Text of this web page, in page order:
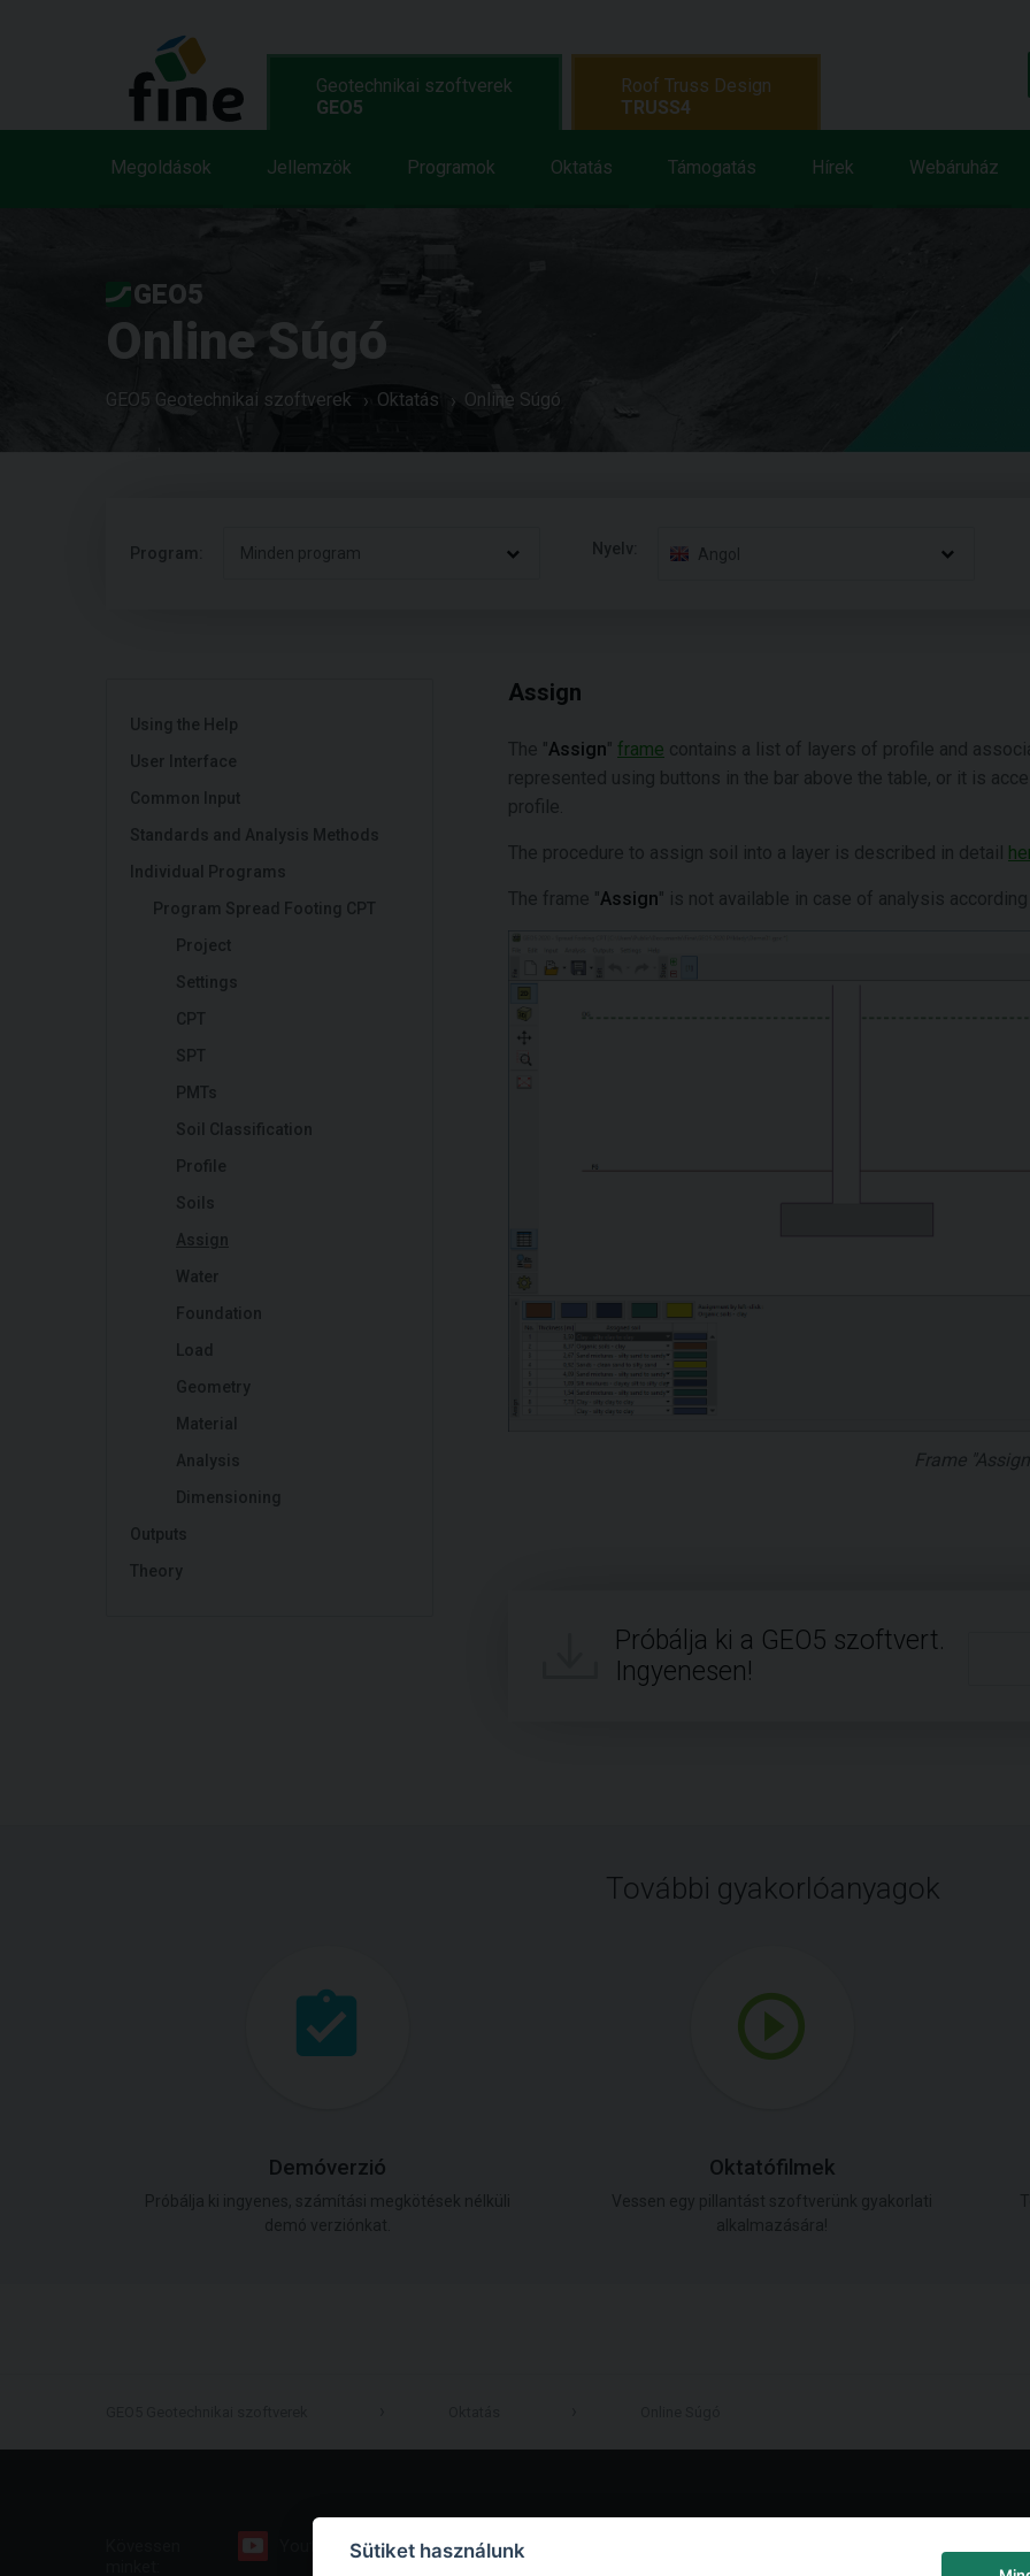
Geotechnikai szoftverek
GEO5
Megoldások Jellemzök Programok Oktatás Támogatás Hírek Webáruház
Roof Truss Design
TRUSS4
GEO5
Online Súgó
GEO5 Geotechnikai szoftverek Oktatás Online Súgó
Program: Minden program Nyelv: Angol
Using the Help
User Interface
Common Input
Standards and Analysis Methods
Individual Programs
Program Spread Footing CPT
Project
Settings
CPT
SPT
PMTs
Soil Classification
Profile
Soils
Assign
Water
Foundation
Load
Geometry
Material
Analysis
Dimensioning
Outputs
Theory
Assign
The "Assign" frame contains a list of layers of profile and
represented using buttons in the bar above the table, or it is
profile.
The procedure to assign soil into a layer is described in detail
The frame "Assign" is not available in case of analysis
Frame
Próbálja ki a GEO5 szoftvert.
Ingyenesen!
További gyakorlóanyagok
Demóverzió Oktatófilmek
Facebook
Sütiket használunk